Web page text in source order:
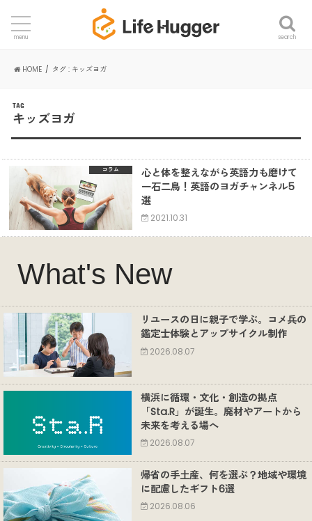
search
menu
HOME タグ : キッズヨガ
TAG
キッズヨガ
コラム
心と体を整えながら英語力も磨けて
一石二鳥！英語のヨガチャンネル5
選
2021.10.31
What's New
リユースの日に親子で学ぶ。コメ兵の
鑑定士体験とアップサイクル制作
2026.08.07
横浜に循環・文化・創造の拠点
「Sta.R」が誕生。廃材やアートから
未来を考える場へ
2026.08.07
帰省の手土産、何を選ぶ？地域や環境
に配慮したギフト6選
2026.08.06